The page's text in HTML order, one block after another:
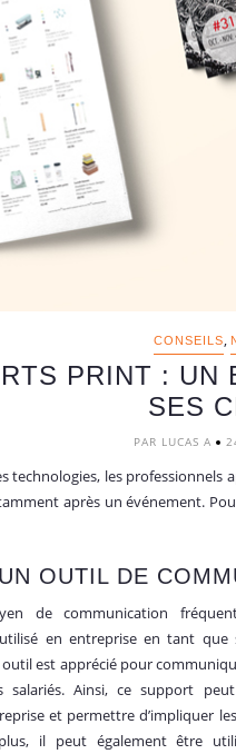
CONSEILS,
PRINT : UN
SES
PAR LUCAS A
technologies, les professionnels
après un événement.
OUTIL DE
de communication
en entreprise en tant
est apprécié pour
salariés. Ainsi, ce support
et permettre d’impliquer
il peut également être